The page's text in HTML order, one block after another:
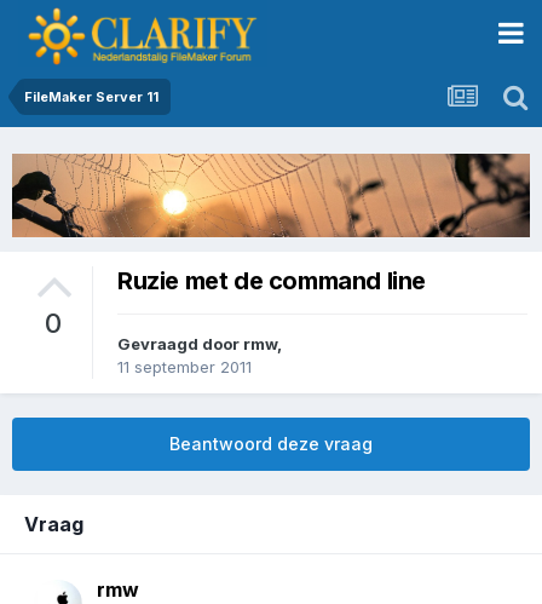
FileMaker Server 11
0
Ruzie met de command line
Gevraagd door rmw,
11 september 2011
Beantwoord deze vraag
Vraag
rmw